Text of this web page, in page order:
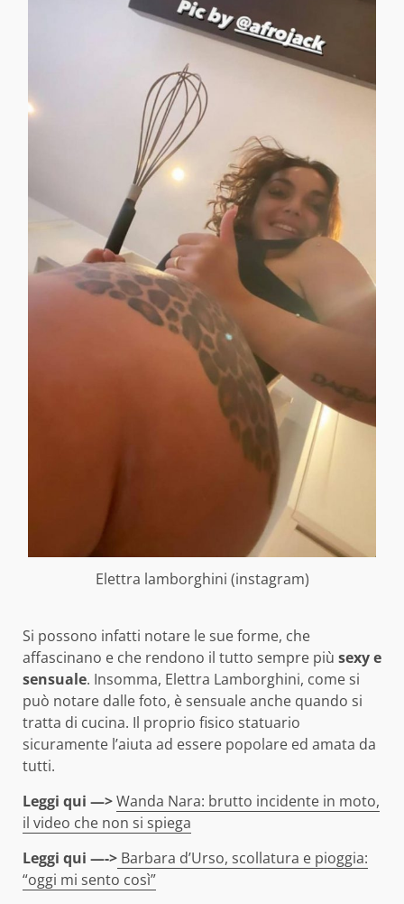
Elettra lamborghini (instagram)
Si possono infatti notare le sue forme, che
affascinano e che rendono il tutto sempre più sexy e
sensuale. Insomma, Elettra Lamborghini, come si
può notare dalle foto, è sensuale anche quando si
tratta di cucina. Il proprio fisico statuario
sicuramente l’aiuta ad essere popolare ed amata da
tutti.
Leggi qui —>Wanda Nara: brutto incidente in moto,
il video che non si spiega
Leggi qui —-> Barbara d’Urso, scollatura e pioggia:
“oggi mi sento così”